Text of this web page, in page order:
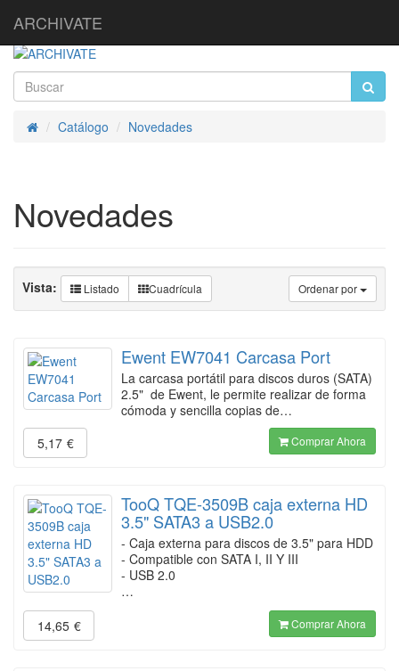
ARCHIVATE
InicioCatálogo Novedades
Novedades
Ordenar por
Vista: Listado Cuadrícula
Ewent EW7041 Carcasa Port
La carcasa portátil para discos duros (SATA)
2.5" de Ewent, le permite realizar de forma
cómoda y sencilla copias de…
5,17 € Comprar Ahora
TooQ TQE-3509B caja externa HD
3.5" SATA3 a USB2.0
- Caja externa para discos de 3.5" para HDD
- Compatible con SATA I, II Y III
- USB 2.0
…
14,65 € Comprar Ahora